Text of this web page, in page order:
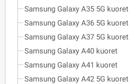
Samsung Galaxy A35 5G kuoret
Samsung Galaxy A36 5G kuoret
Samsung Galaxy A37 5G kuoret
Samsung Galaxy A40 kuoret
Samsung Galaxy A41 kuoret
Samsung Galaxy A42 5G kuoret